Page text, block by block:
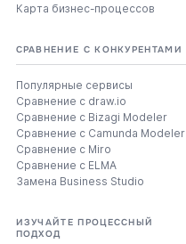
Карта бизнес-процессов
СРАВНЕНИЕ С КОНКУРЕНТАМИ
Популярные сервисы
Сравнение с draw.io
Сравнение с Bizagi Modeler
Сравнение с Camunda Modeler
Сравнение с Miro
Сравнение с ELMA
Замена Business Studio
ИЗУЧАЙТЕ ПРОЦЕССНЫЙ
ПОДХОД